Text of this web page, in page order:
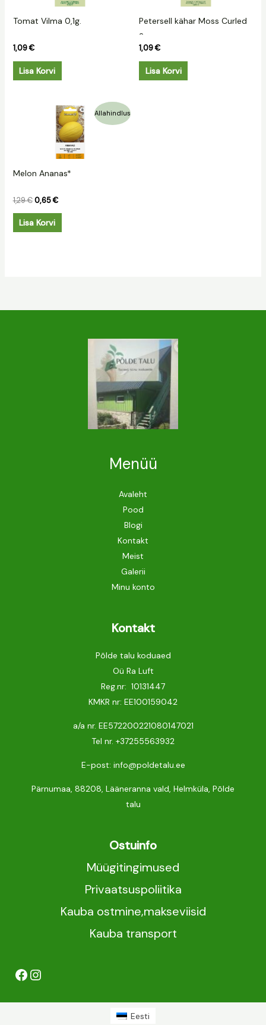
Tomat Vilma 0,1g.
1,09€
Lisa Korvi
Petersell kähar Moss Curled
2
1,09€
Lisa Korvi
Allahindlus
Melon Ananas*
1,29€
1,29 €.
0,65€
Praegune
hind
on:
0,65 €.
Lisa Korvi
Menüü
Avaleht
Pood
Blogi
Kontakt
Meist
Galerii
Minu konto
Kontakt
Põlde talu koduaed
Oü Ra Luft
Reg.nr: 10131447
KMKR nr: EE100159042
a/a nr. EE572200221080147021
Tel nr. +37255563932
E-post: info@poldetalu.ee
Pärnumaa, 88208, Lääneranna vald, Helmküla, Põlde
talu
Ostuinfo
Müügitingimused
Privaatsuspoliitika
Kauba ostmine,makseviisid
Kauba transport
Eesti